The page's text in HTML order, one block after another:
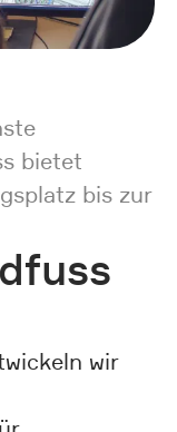
bietet
bis zur
wir